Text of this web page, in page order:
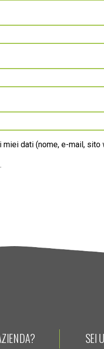
dati (nome, e-mail,
SEI